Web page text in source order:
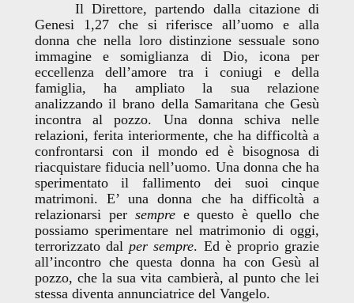
Il Direttore, partendo dalla citazione di
Genesi 1,27 che si riferisce all’uomo e alla
donna che nella loro distinzione sessuale sono
immagine e somiglianza di Dio, icona per
eccellenza dell’amore tra i coniugi e della
famiglia, ha ampliato la sua relazione
analizzando il brano della Samaritana che Gesù
incontra al pozzo. Una donna schiva nelle
relazioni, ferita interiormente, che ha difficoltà a
confrontarsi con il mondo ed è bisognosa di
riacquistare fiducia nell’uomo. Una donna che ha
sperimentato il fallimento dei suoi cinque
matrimoni. E’ una donna che ha difficoltà a
relazionarsi per sempree questo è quello che
possiamo sperimentare nel matrimonio di oggi,
terrorizzato dalper sempre. Ed è proprio grazie
all’incontro che questa donna ha con Gesù al
pozzo, che la sua vita cambierà, al punto che lei
stessa diventa annunciatrice del Vangelo.